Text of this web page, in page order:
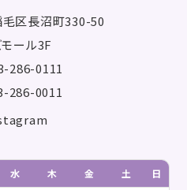
区長沼町330-50
ール3F
286-0111
286-0011
水 木 金 土 日